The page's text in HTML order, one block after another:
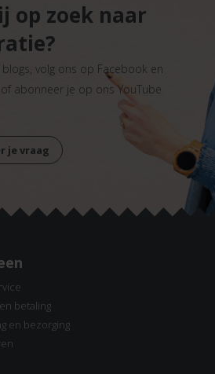
op zoek naar
volg ons op Facebook en
abonneer je op ons YouTube
je vraag
betaling
en bezorging